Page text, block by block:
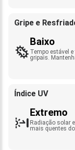
Gripe e
Baixo
Tempo estável
gripais.
Índice UV
Extremo
Radiação solar
mais quentes